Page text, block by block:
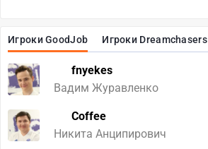
Игроки GoodJob Игроки Dreamchasers
fnyekes
Вадим Журавленко
Coffee
Никита Анципирович